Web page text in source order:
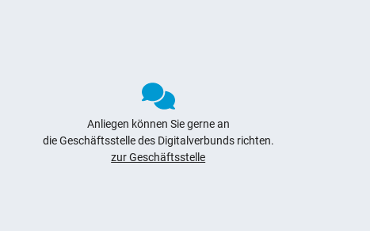
Anliegen können Sie gerne an
die Geschäftsstelle des Digitalverbunds richten.
zur Geschäftsstelle